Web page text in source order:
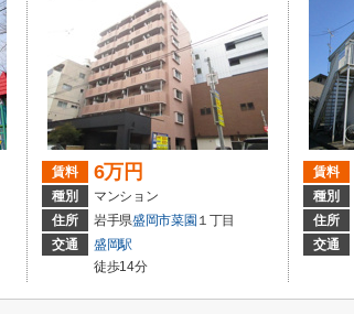
賃料 6万円
種別
マンション
住所
岩手県盛岡市菜園 １丁目
交通
盛岡駅
徒歩14分
賃料
種別
住所
交通